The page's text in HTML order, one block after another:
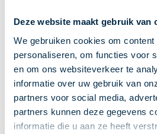
Deze website maakt gebruik van
We gebruiken cookies om
personaliseren, om functies voor
en om ons websiteverkeer te
informatie over uw gebruik van
partners voor social media,
partners kunnen deze gegevens
informatie die u aan ze heeft